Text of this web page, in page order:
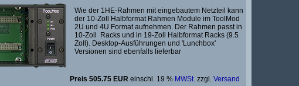
Wie der 1HE-Rahmen mit eingebautem Netzteil kann
der 10-Zoll Halbformat Rahmen Module im ToolMod
2U und 4U Format aufnehmen. Der Rahmen passt in
10-Zoll Racks und in 19-Zoll Halbformat Racks (9.5
Zoll). Desktop-Ausführungen und 'Lunchbox'
Versionen sind ebenfalls lieferbar
Preis 505.75 EUReinschl. 19 % MWSt. zzgl.Versand